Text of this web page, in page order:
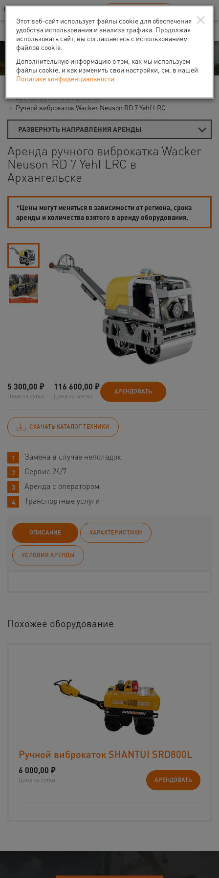
Ваш город:Архангельск
В Вашем регионе нет наших офисов RU EN
Аренда
Аренда ручного виброкатка
Ручной виброкаток Wacker Neuson RD 7 Yehf LRC
РАЗВЕРНУТЬ НАПРАВЛЕНИЯ АРЕНДЫ
Аренда ручного виброкатка Wacker
Neuson RD 7 Yehf LRC в
Архангельске
*Цены могут меняться в зависимости от региона, срока
аренды и количества взятого в аренду оборудования.
5 300,00 ₽
Цена за сутки
116 600,00 ₽
Цена за месяц
АРЕНДОВАТЬ
СКАЧАТЬ КАТАЛОГ ТЕХНИКИ
Замена в случае неполадок
Сервис 24/7
Аренда с оператором
Транспортные услуги
ОПИСАНИЕ ХАРАКТЕРИСТИКИ
УСЛОВИЯ АРЕНДЫ
Похожее оборудование
Ручной виброкаток SHANTUI SRD800L
6 000,00 ₽
Цена за сутки АРЕНДОВАТЬ
×
Этот веб-сайт использует файлы cookie для обеспечения
удобства использования и анализа трафика. Продолжая
использовать сайт, вы соглашаетесь с использованием
файлов cookie.
Дополнительную информацию о том, как мы используем
файлы cookie, и как изменить свои настройки, см. в нашей
Политике конфиденциальности